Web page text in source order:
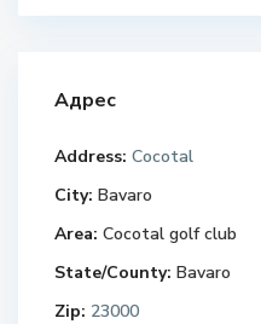
Адрес
Address: Cocotal
City: Bavaro
Area: Cocotal golf club
State/County: Bavaro
Zip: 23000